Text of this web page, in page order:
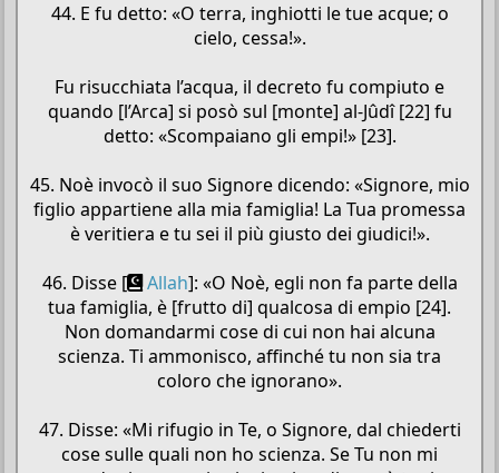
44. E fu detto: «O terra, inghiotti le tue acque; o
cielo, cessa!».
Fu risucchiata l’acqua, il decreto fu compiuto e
quando [l’Arca] si posò sul [monte] al-Jûdî [22] fu
detto: «Scompaiano gli empi!» [23].
45. Noè invocò il suo Signore dicendo: «Signore, mio
figlio appartiene alla mia famiglia! La Tua promessa
è veritiera e tu sei il più giusto dei giudici!».
46. Disse [
Allah]: «O Noè, egli non fa parte della
tua famiglia, è [frutto di] qualcosa di empio [24].
Non domandarmi cose di cui non hai alcuna
scienza. Ti ammonisco, affinché tu non sia tra
coloro che ignorano».
47. Disse: «Mi rifugio in Te, o Signore, dal chiederti
cose sulle quali non ho scienza. Se Tu non mi